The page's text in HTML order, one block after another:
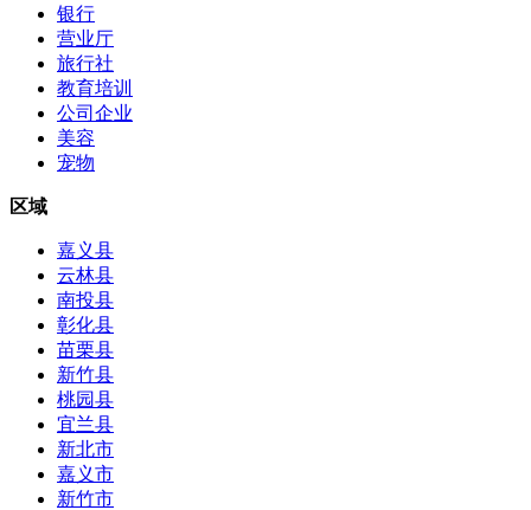
银行
营业厅
旅行社
教育培训
公司企业
美容
宠物
区域
嘉义县
云林县
南投县
彰化县
苗栗县
新竹县
桃园县
宜兰县
新北市
嘉义市
新竹市